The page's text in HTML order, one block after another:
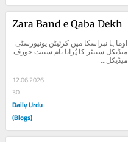
Zara Band e Qaba Dekh
میڈیکل...
12.06.2026
30
Daily Urdu
(Blogs)